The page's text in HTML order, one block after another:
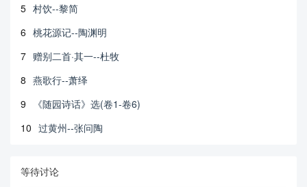
5 村饮--黎简
6 桃花源记--陶渊明
7 赠别二首·其一--杜牧
8 燕歌行--萧绎
9
《随园诗话》选(卷1-卷6)
10 过黄州--张问陶
等待讨论